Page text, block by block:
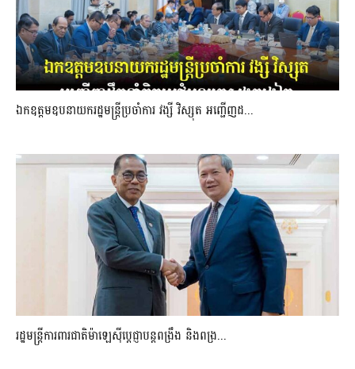
ឯកឧត្តមឧបនាយករដ្ឋមន្រ្តីប្រចាំការ វង្សី វិស្សុត អញ្ជើញដ...
រដ្ឋមន្ត្រីការពារជាតិម៉ាឡេស៊ីប្ដេជ្ញាបន្តពង្រឹង និងពង្រ...